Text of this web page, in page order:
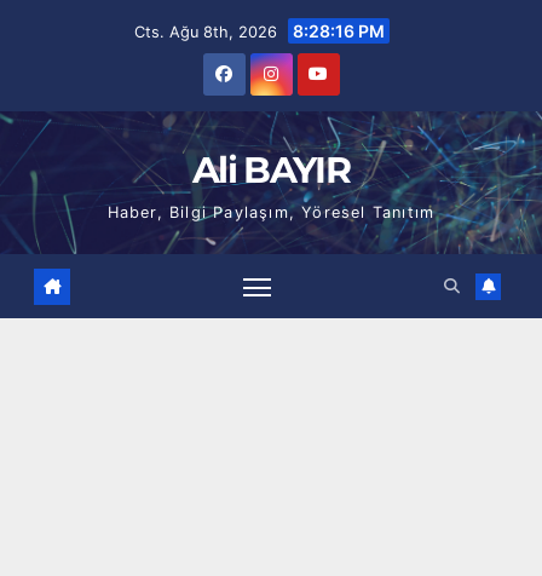
Cts. Ağu 8th, 2026 8:28:17 PM
Ali BAYIR
Haber, Bilgi Paylaşım, Yöresel Tanıtım